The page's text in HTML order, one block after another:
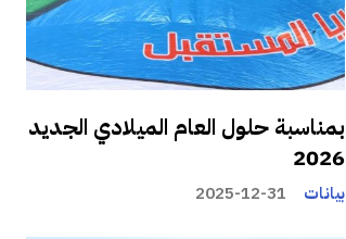
بمناسبة حلول العام الميلادي الجديد
2026
بيانات 2025-12-31